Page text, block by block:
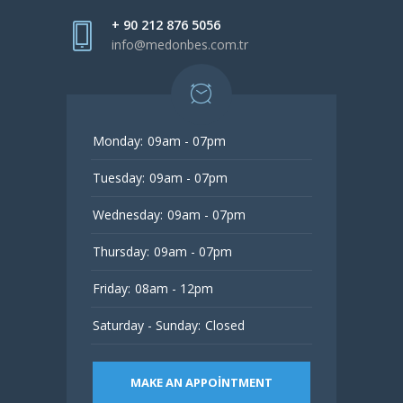
+ 90 212 876 5056
info@medonbes.com.tr
Monday: 09am - 07pm
Tuesday: 09am - 07pm
Wednesday: 09am - 07pm
Thursday: 09am - 07pm
Friday: 08am - 12pm
Saturday - Sunday: Closed
MAKE AN APPOINTMENT